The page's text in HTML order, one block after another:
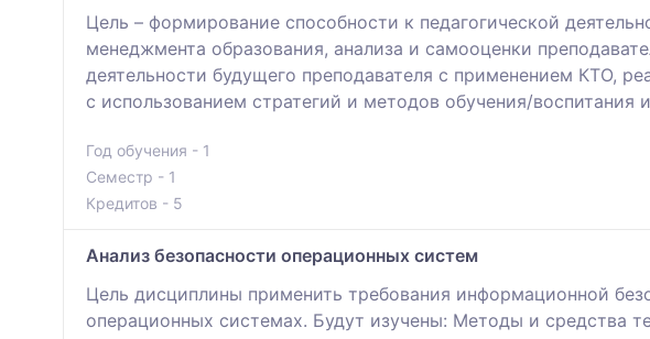
Цель – формирование способности к педагогической
менеджмента образования, анализа и самооценки
деятельности будущего преподавателя с применением КТО,
с использованием стратегий и методов обучения/воспитания
Год обучения - 1
Семестр - 1
Кредитов - 5
Анализ безопасности операционных систем
Цель дисциплины применить требования информационной
операционных системах. Будут изучены: Методы и средства